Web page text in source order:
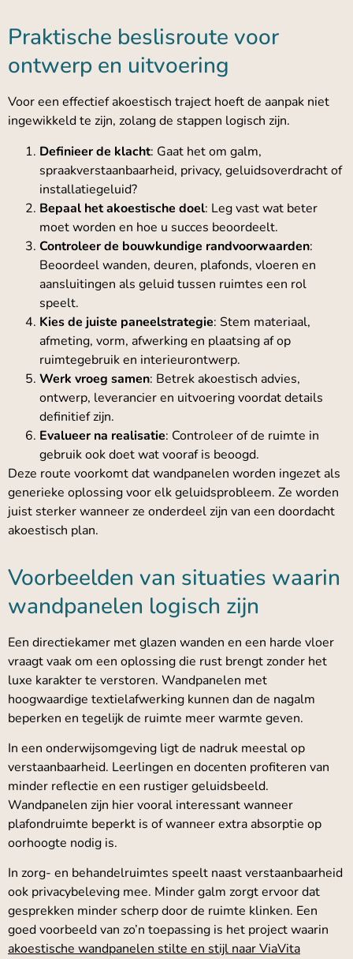
Praktische beslisroute voor
ontwerp en uitvoering
Voor een effectief akoestisch traject hoeft de aanpak niet
ingewikkeld te zijn, zolang de stappen logisch zijn.
Definieer de klacht: Gaat het om galm,
spraakverstaanbaarheid, privacy, geluidsoverdracht of
installatiegeluid?
Bepaal het akoestische doel: Leg vast wat beter
moet worden en hoe u succes beoordeelt.
Controleer de bouwkundige randvoorwaarden:
Beoordeel wanden, deuren, plafonds, vloeren en
aansluitingen als geluid tussen ruimtes een rol
speelt.
Kies de juiste paneelstrategie: Stem materiaal,
afmeting, vorm, afwerking en plaatsing af op
ruimtegebruik en interieurontwerp.
Werk vroeg samen: Betrek akoestisch advies,
ontwerp, leverancier en uitvoering voordat details
definitief zijn.
Evalueer na realisatie: Controleer of de ruimte in
gebruik ook doet wat vooraf is beoogd.
Deze route voorkomt dat wandpanelen worden ingezet als
generieke oplossing voor elk geluidsprobleem. Ze worden
juist sterker wanneer ze onderdeel zijn van een doordacht
akoestisch plan.
Voorbeelden van situaties waarin
wandpanelen logisch zijn
Een directiekamer met glazen wanden en een harde vloer
vraagt vaak om een oplossing die rust brengt zonder het
luxe karakter te verstoren. Wandpanelen met
hoogwaardige textielafwerking kunnen dan de nagalm
beperken en tegelijk de ruimte meer warmte geven.
In een onderwijsomgeving ligt de nadruk meestal op
verstaanbaarheid. Leerlingen en docenten profiteren van
minder reflectie en een rustiger geluidsbeeld.
Wandpanelen zijn hier vooral interessant wanneer
plafondruimte beperkt is of wanneer extra absorptie op
oorhoogte nodig is.
In zorg- en behandelruimtes speelt naast verstaanbaarheid
ook privacybeleving mee. Minder galm zorgt ervoor dat
gesprekken minder scherp door de ruimte klinken. Een
goed voorbeeld van zo’n toepassing is het project waarin
akoestische wandpanelen stilte en stijl naar ViaVita